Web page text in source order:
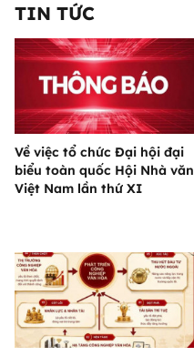
TIN TỨC
Về việc tổ chức Đại hội đại
biểu toàn quốc Hội Nhà văn
Việt Nam lần thứ XI